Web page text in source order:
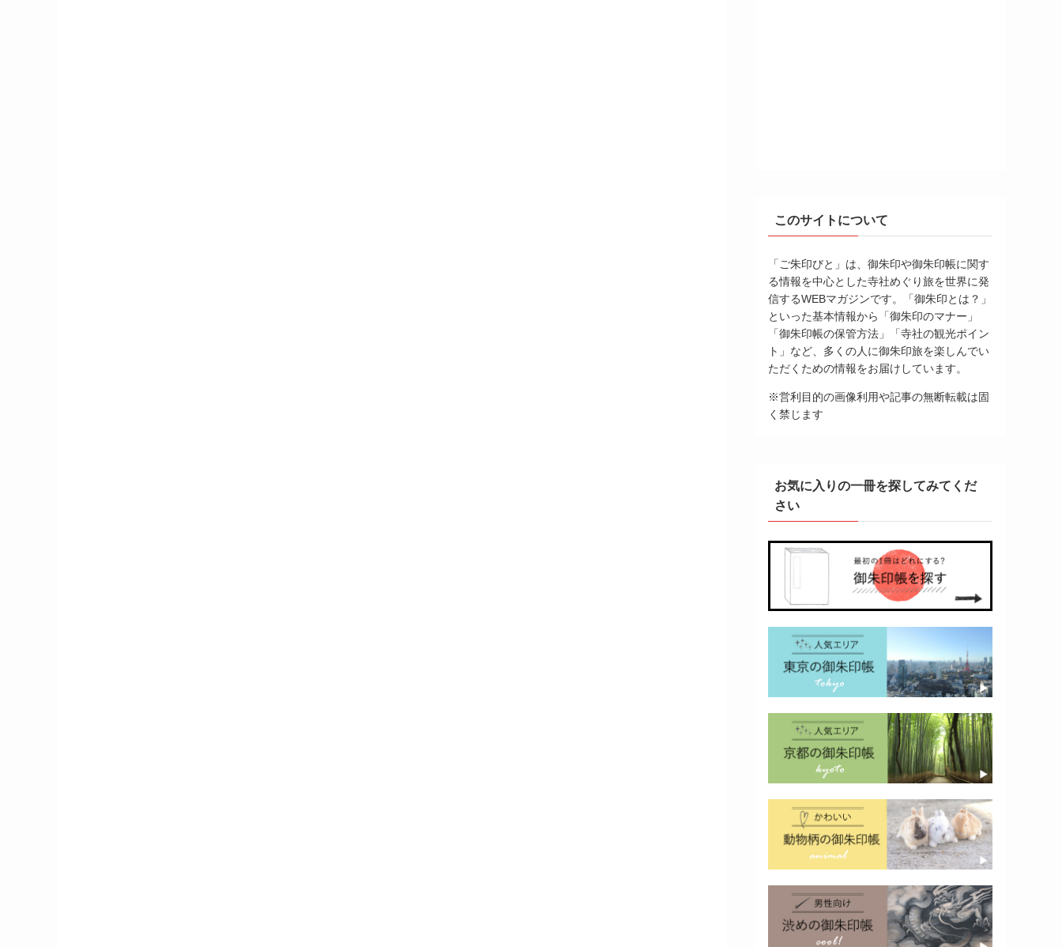
このサイトについて
「ご朱印びと」は、御朱印や御朱印帳に関す
る情報を中心とした寺社めぐり旅を世界に発
信するWEBマガジンです。「御朱印とは？」
といった基本情報から「御朱印のマナー」
「御朱印帳の保管方法」「寺社の観光ポイン
ト」など、多くの人に御朱印旅を楽しんでい
ただくための情報をお届けしています。
※営利目的の画像利用や記事の無断転載は固
く禁じます
お気に入りの一冊を探してみてくだ
さい